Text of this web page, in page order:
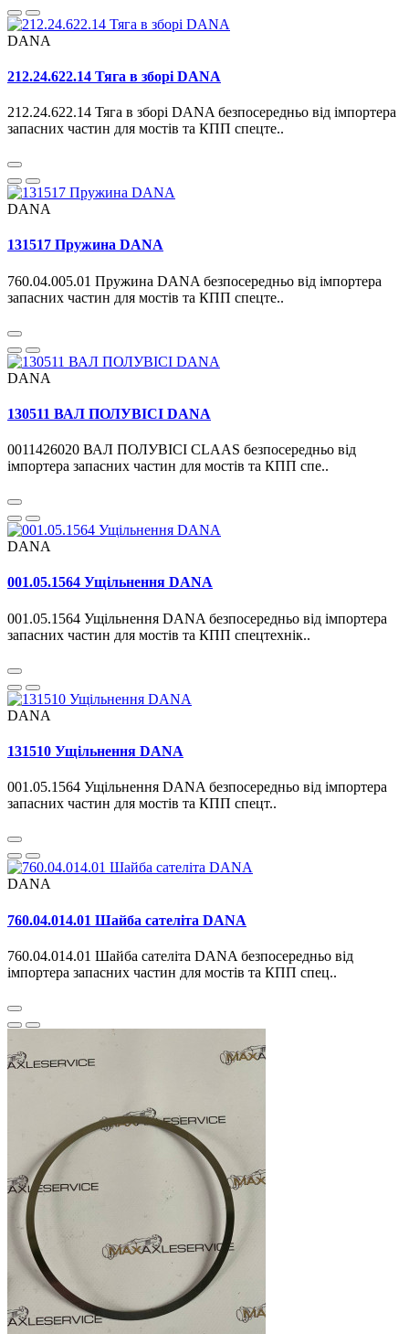
DANA
212.24.622.14 Тяга в зборі DANA
212.24.622.14 Тяга в зборі DANA безпосередньо від імпортера
запасних частин для мостів та КПП спецте..
DANA
131517 Пружина DANA
760.04.005.01 Пружина DANA безпосередньо від імпортера
запасних частин для мостів та КПП спецте..
DANA
130511 ВАЛ ПОЛУВІСІ DANA
0011426020 ВАЛ ПОЛУВІСІ CLAAS безпосередньо від
імпортера запасних частин для мостів та КПП спе..
DANA
001.05.1564 Ущільнення DANA
001.05.1564 Ущільнення DANA безпосередньо від імпортера
запасних частин для мостів та КПП спецтехнік..
DANA
131510 Ущільнення DANA
001.05.1564 Ущільнення DANA безпосередньо від імпортера
запасних частин для мостів та КПП спецт..
DANA
760.04.014.01 Шайба сателіта DANA
760.04.014.01 Шайба сателіта DANA безпосередньо від
імпортера запасних частин для мостів та КПП спец..